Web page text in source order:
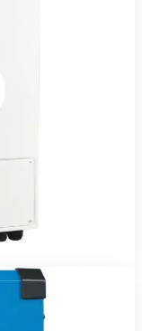
solaire, batterie,